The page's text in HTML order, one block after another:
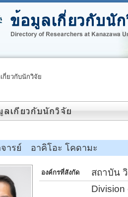
กี่ยวกับนักวิจัย
จารย์ อาคิโอะ โคดามะ
องค์กรที่สังกัด สถาบัน
Division